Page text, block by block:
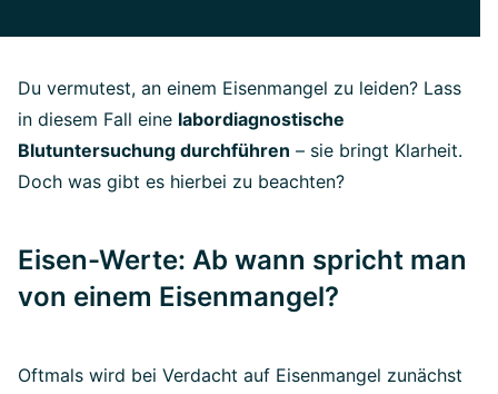
Du vermutest, an einem Eisenmangel zu leiden? Lass
in diesem Fall eine labordiagnostische
Blutuntersuchung durchführen – sie bringt Klarheit.
Doch was gibt es hierbei zu beachten?
Eisen-Werte: Ab wann spricht man
von einem Eisenmangel?
Oftmals wird bei Verdacht auf Eisenmangel zunächst